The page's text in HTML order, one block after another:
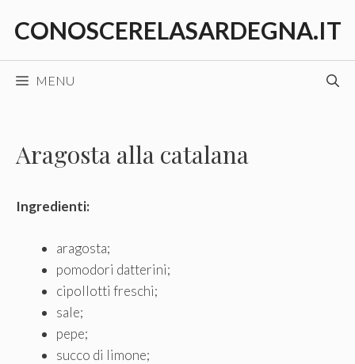
CONOSCERELASARDEGNA.IT
MENU
Aragosta alla catalana
Ingredienti:
aragosta;
pomodori datterini;
cipollotti freschi;
sale;
pepe;
succo di limone;